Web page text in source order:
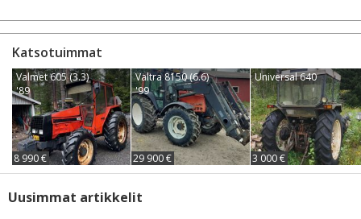
Katsotuimmat
Valmet 605 (3.3)
'89
8 990 €
Valtra 8150 (6.6)
'99
29 900 €
Universal 640
3 000 €
Uusimmat artikkelit